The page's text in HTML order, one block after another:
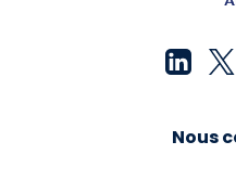
Nous